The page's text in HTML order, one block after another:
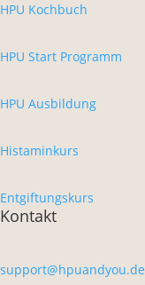
HPU Kochbuch
HPU Start Programm
HPU Ausbildung
Histaminkurs
Entgiftungskurs
Kontakt
support@hpuandyou.de